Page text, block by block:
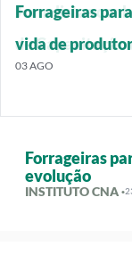
Jornalistas
de Capacitação
05 AGO
Forrageiras
vida de
03 AGO
Na Bahia,
Forrageiras
03 AGO
Sistema CNA
estratégica
30 JUL
Forrageiras
evolução
INSTITUTO CNA ·